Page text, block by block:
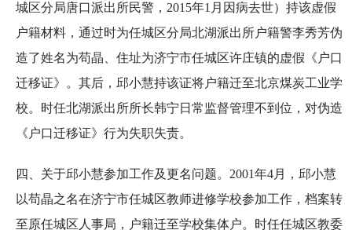
城区分局唐口派出所民警，2015年1月因病去世）持该虚假
户籍材料，通过时为任城区分局北湖派出所户籍警李秀芳伪
造了姓名为苟晶、住址为济宁市任城区许庄镇的虚假《户口
迁移证》。其后，邱小慧持该证将户籍迁至北京煤炭工业学
校。时任北湖派出所所长韩宁日常监督管理不到位，对伪造
《户口迁移证》行为失职失责。
四、关于邱小慧参加工作及更名问题。2001年4月，邱小慧
以苟晶之名在济宁市任城区教师进修学校参加工作，档案转
至原任城区人事局，户籍迁至学校集体户。时任任城区教委